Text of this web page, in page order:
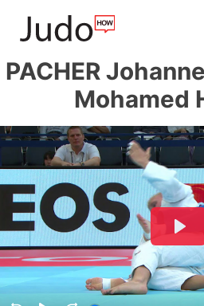
PACHER
Mohamed